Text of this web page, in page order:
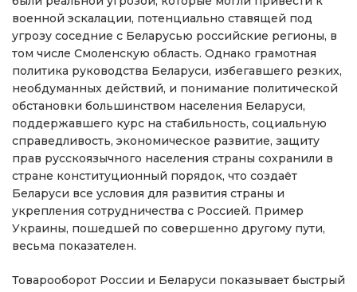
военной эскалации, потенциально ставящей под
угрозу соседние с Беларусью российские регионы, в
том числе Смоленскую область. Однако грамотная
политика руководства Беларуси, избегавшего резких,
необдуманных действий, и понимание политической
обстановки большинством населения Беларуси,
поддержавшего курс на стабильность, социальную
справедливость, экономическое развитие, защиту
прав русскоязычного населения страны сохранили в
стране конституционный порядок, что создаёт
Беларуси все условия для развития страны и
укрепления сотрудничества с Россией. Пример
Украины, пошедшей по совершенно другому пути,
весьма показателен.
Товарооборот России и Беларуси показывает быстрый